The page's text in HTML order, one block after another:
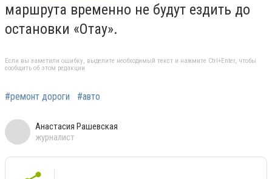
маршрута временно не будут ездить до
остановки «Отау».
Если вы заметили ошибку, выделите необходимый текст и нажмите Ctrl+Enter, чтобы
сообщить об этом редакции
#ремонт дороги #авто
Анастасия Рашевская
журналист